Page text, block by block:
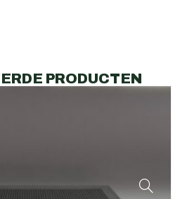
PRODUCTEN